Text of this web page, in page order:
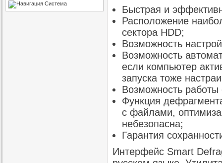
Система
Быстрая и
Расположение
сектора HDD;
Возможность
Возможность
если компьютер
запуска тоже
Возможность
Функция
с файлами,
небезопасна;
Гарантия
Интерфейс Smart